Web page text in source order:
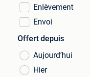
Enlèvement
Envoi
Offert depuis
Aujourd’hui
Hier